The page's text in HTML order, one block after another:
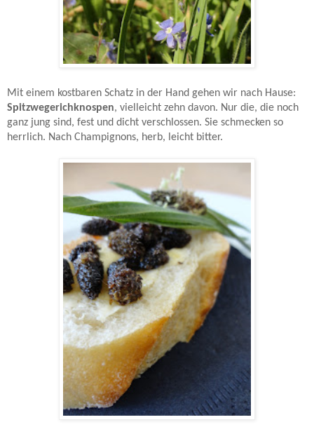
Mit einem kostbaren Schatz in der Hand gehen wir nach Hause:
Spitzwegerichknospen, vielleicht zehn davon. Nur die, die noch
ganz jung sind, fest und dicht verschlossen. Sie schmecken so
herrlich. Nach Champignons, herb, leicht bitter.